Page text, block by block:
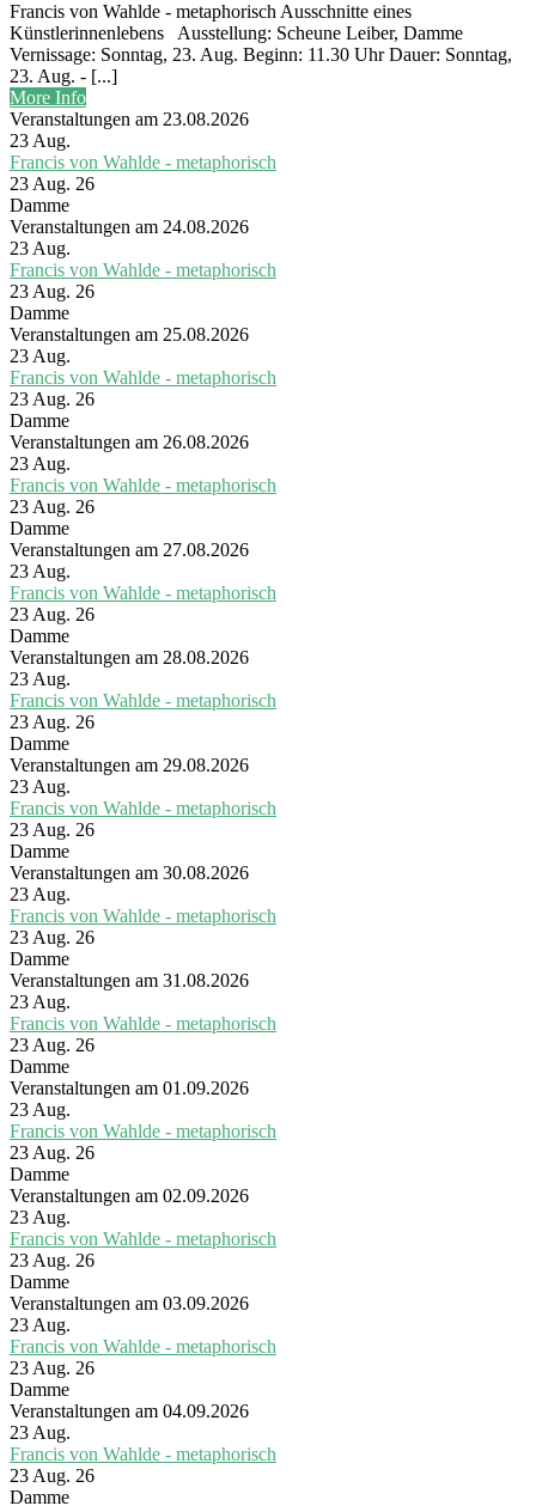
Francis von Wahlde - metaphorisch Ausschnitte eines
Künstlerinnenlebens Ausstellung: Scheune Leiber, Damme
Vernissage: Sonntag, 23. Aug. Beginn: 11.30 Uhr Dauer: Sonntag,
23. Aug. - [...]
More Info
Veranstaltungen am 23.08.2026
23 Aug.
Francis von Wahlde - metaphorisch
23 Aug. 26
Damme
Veranstaltungen am 24.08.2026
23 Aug.
Francis von Wahlde - metaphorisch
23 Aug. 26
Damme
Veranstaltungen am 25.08.2026
23 Aug.
Francis von Wahlde - metaphorisch
23 Aug. 26
Damme
Veranstaltungen am 26.08.2026
23 Aug.
Francis von Wahlde - metaphorisch
23 Aug. 26
Damme
Veranstaltungen am 27.08.2026
23 Aug.
Francis von Wahlde - metaphorisch
23 Aug. 26
Damme
Veranstaltungen am 28.08.2026
23 Aug.
Francis von Wahlde - metaphorisch
23 Aug. 26
Damme
Veranstaltungen am 29.08.2026
23 Aug.
Francis von Wahlde - metaphorisch
23 Aug. 26
Damme
Veranstaltungen am 30.08.2026
23 Aug.
Francis von Wahlde - metaphorisch
23 Aug. 26
Damme
Veranstaltungen am 31.08.2026
23 Aug.
Francis von Wahlde - metaphorisch
23 Aug. 26
Damme
Veranstaltungen am 01.09.2026
23 Aug.
Francis von Wahlde - metaphorisch
23 Aug. 26
Damme
Veranstaltungen am 02.09.2026
23 Aug.
Francis von Wahlde - metaphorisch
23 Aug. 26
Damme
Veranstaltungen am 03.09.2026
23 Aug.
Francis von Wahlde - metaphorisch
23 Aug. 26
Damme
Veranstaltungen am 04.09.2026
23 Aug.
Francis von Wahlde - metaphorisch
23 Aug. 26
Damme